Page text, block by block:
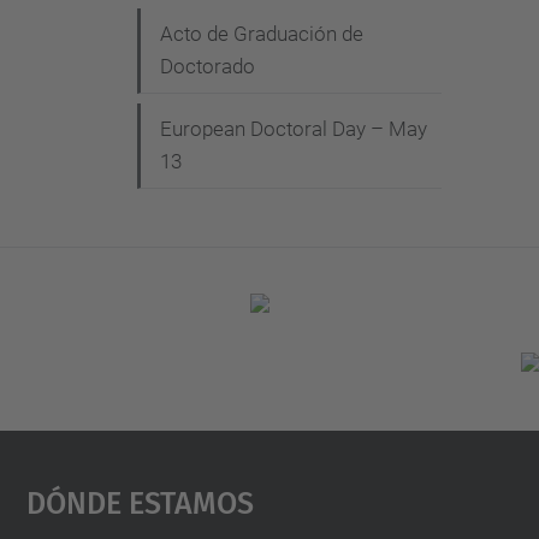
Acto de Graduación de
Doctorado
European Doctoral Day – May
13
Dónde Estamos